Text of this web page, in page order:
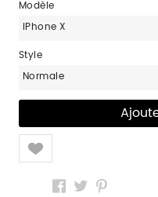
Modèle
iPhone X
Style
Normale
Like